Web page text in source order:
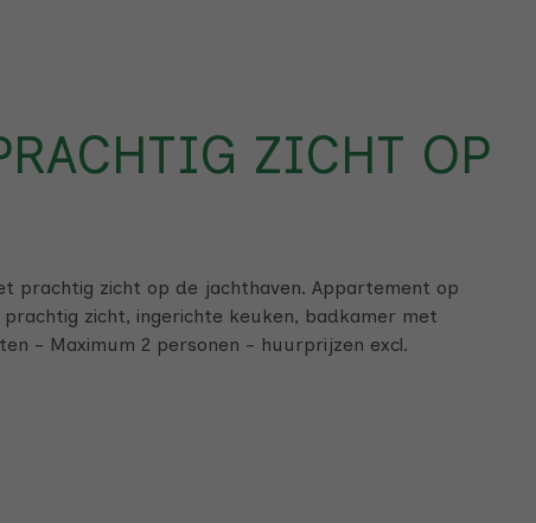
ZICHT OP
prachtig zicht op de jachthaven. Appartement op
zicht, ingerichte keuken, badkamer met
- Maximum 2 personen - huurprijzen excl.